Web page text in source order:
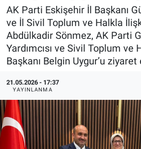
AK Parti Eskişehir İl Başkanı
ve İl Sivil Toplum ve Halkla
Abdülkadir Sönmez, AK Parti
Yardımcısı ve Sivil Toplum ve
Başkanı Belgin Uygur’u
21.05.2026 - 17:37
YAYINLANMA
Dünya
Sağlık
Alış-Veriş/İş dünyası
Röportaj
Ekonomi
Kültür Sanat
Politika
Bilecik
Kütahya
Son Dakika Haberleri
Haber Arşivi